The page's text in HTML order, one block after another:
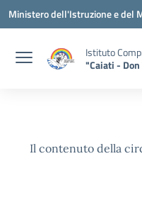
Vai ai contenuti
Vai al menu di navigazione
Vai al footer
Ministero dell'Istruzione e del
Istituto
"Caiati -
Il contenuto della